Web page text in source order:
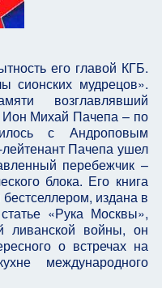
его главой КГБ.
сионских мудрецов».
возглавлявший
Михай Пачепа – по
с Андроповым
Пачепа ушел
перебежчик –
блока. Его книга
издана в
«Рука Москвы»,
ливанской войны, он
о встречах на
международного